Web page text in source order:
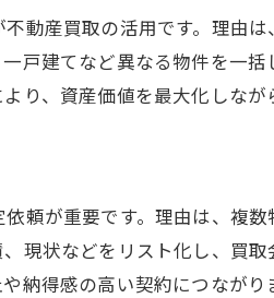
な不動産買取選びのポイント
め売却時の不動産買取査定の重要
買取で損を防ぐための査定活用
買取で売却価格を最大化する
売却時にかかる費用とその抑
動産買取の活用です。理由
戸建てなど異なる物件を一
、資産価値を最大化しなが
頼が重要です。理由は、複
現状などをリスト化し、買
納得感の高い契約につながり